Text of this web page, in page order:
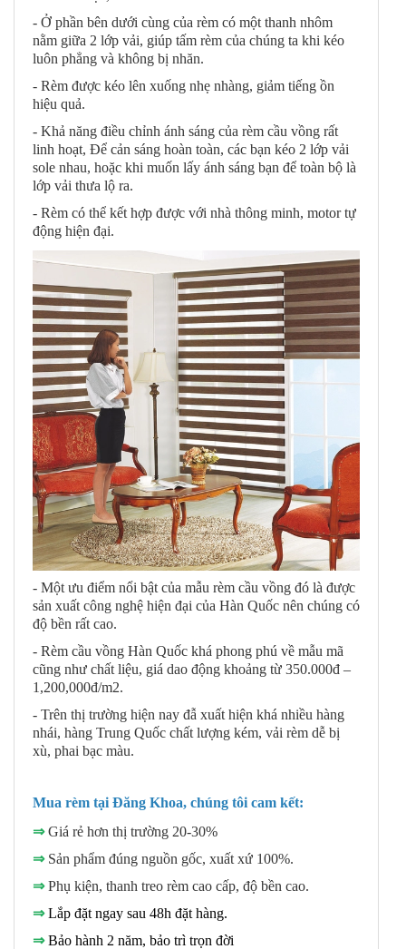
- Ở phần bên dưới cùng của rèm có một thanh nhôm
nằm giữa 2 lớp vải, giúp tấm rèm của chúng ta khi kéo
luôn phẳng và không bị nhăn.
- Rèm được kéo lên xuống nhẹ nhàng, giảm tiếng ồn
hiệu quả.
- Khả năng điều chỉnh ánh sáng của rèm cầu vồng rất
linh hoạt, Để cản sáng hoàn toàn, các bạn kéo 2 lớp vải
sole nhau, hoặc khi muốn lấy ánh sáng bạn để toàn bộ là
lớp vải thưa lộ ra.
- Rèm có thể kết hợp được với nhà thông minh, motor tự
động hiện đại.
- Một ưu điểm nổi bật của mẫu rèm cầu vồng đó là được
sản xuất công nghệ hiện đại của Hàn Quốc nên chúng có
độ bền rất cao.
- Rèm cầu vồng Hàn Quốc khá phong phú về mẫu mã
cũng như chất liệu, giá dao động khoảng từ 350.000đ –
1,200,000đ/m2.
- Trên thị trường hiện nay đẫ xuất hiện khá nhiều hàng
nhái, hàng Trung Quốc chất lượng kém, vải rèm dễ bị
xù, phai bạc màu.
Mua rèm tại Đăng Khoa, chúng tôi cam kết:
⇒Giá rẻ hơn thị trường 20-30%
⇒Sản phẩm đúng nguồn gốc, xuất xứ 100%.
⇒Phụ kiện, thanh treo rèm cao cấp, độ bền cao.
⇒ Lắp đặt ngay sau 48h đặt hàng.
⇒ Bảo hành 2 năm, bảo trì trọn đời